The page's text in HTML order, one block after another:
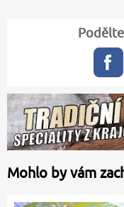
Mohlo by vám